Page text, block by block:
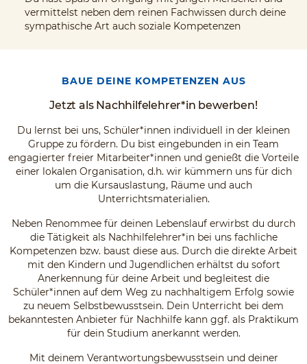
vermittelst neben dem reinen Fachwissen durch deine
sympathische Art auch soziale Kompetenzen
BAUE DEINE KOMPETENZEN AUS
Jetzt als Nachhilfelehrer*in bewerben!
Du lernst bei uns, Schüler*innen individuell in der kleinen
Gruppe zu fördern. Du bist eingebunden in ein Team
engagierter freier Mitarbeiter*innen und genießt die Vorteile
einer lokalen Organisation, d.h. wir kümmern uns für dich
um die Kursauslastung, Räume und auch
Unterrichtsmaterialien.
Neben Renommee für deinen Lebenslauf erwirbst du durch
die Tätigkeit als Nachhilfelehrer*in bei uns fachliche
Kompetenzen bzw. baust diese aus. Durch die direkte Arbeit
mit den Kindern und Jugendlichen erhältst du sofort
Anerkennung für deine Arbeit und begleitest die
Schüler*innen auf dem Weg zu nachhaltigem Erfolg sowie
zu neuem Selbstbewusstsein. Dein Unterricht bei dem
bekanntesten Anbieter für Nachhilfe kann ggf. als Praktikum
für dein Studium anerkannt werden.
Mit deinem Verantwortungsbewusstsein und deiner